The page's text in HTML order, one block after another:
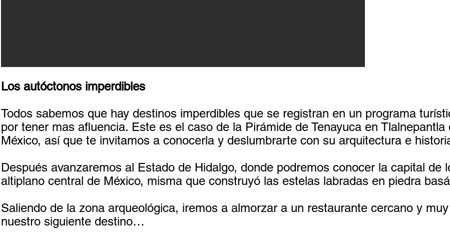
Los autóctonos imperdibles
Todos sabemos que hay destinos imperdibles que se registran en un programa
por tener mas afluencia. Este es el caso de la Pirámide de Tenayuca en
México, así que te invitamos a conocerla y deslumbrarte con su arquitectura e
Después avanzaremos al Estado de Hidalgo, donde podremos conocer la capital de
altiplano central de México, misma que construyó las estelas labradas en piedra
Saliendo de la zona arqueológica, iremos a almorzar a un restaurante cercano y
nuestro siguiente destino…